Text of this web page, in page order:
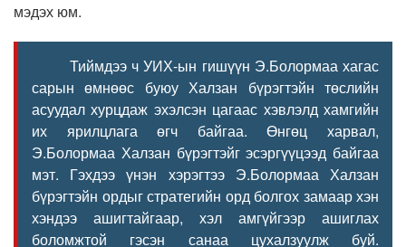
мэдэх юм.
Тиймдээ ч УИХ-ын гишүүн Э.Болормаа хагас
сарын өмнөөс буюу Халзан бүрэгтэйн төслийн
асуудал хурцдаж эхэлсэн цагаас хэвлэлд хамгийн
их ярилцлага өгч байгаа. Өнгөц харвал,
Э.Болормаа Халзан бүрэгтэйг эсэргүүцээд байгаа
мэт. Гэхдээ үнэн хэрэгтээ Э.Болормаа Халзан
бүрэгтэйн ордыг стратегийн орд болгох замаар хэн
хэндээ ашигтайгаар, хэл амгүйгээр ашиглах
боломжтой гэсэн санаа цухалзуулж буй.